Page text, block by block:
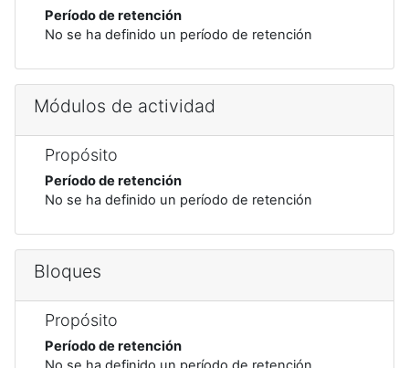
Período de retención
No se ha definido un período de retención
Módulos de actividad
Propósito
Período de retención
No se ha definido un período de retención
Bloques
Propósito
Período de retención